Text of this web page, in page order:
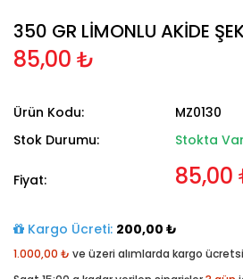
350 GR LİMONLU AKİDE
85,00 ₺
Ürün Kodu:
MZ0130
Stok Durumu:
Stokta Var
Fiyat: 85,00
Kargo Ücreti: 200,00 ₺
1.000,00 ₺ ve üzeri alımlarda kargo